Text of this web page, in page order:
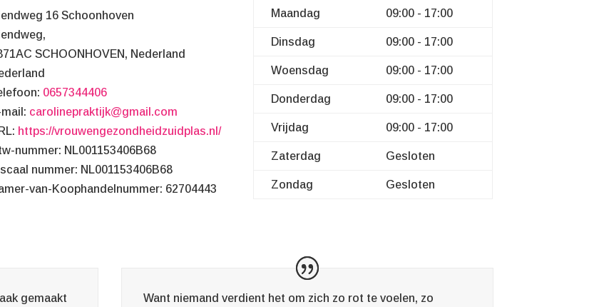
16 Schoonhoven
SCHOONHOVEN, Nederland
0657344406
mail: carolinepraktijk@gmail.com
https://vrouwengezondheidzuidplas.nl/
nummer: NL001153406B68
nummer: NL001153406B68
van-Koophandelnummer: 62704443
Maandag 09:00 - 17:00
Dinsdag 09:00 - 17:00
Woensdag 09:00 - 17:00
Donderdag 09:00 - 17:00
Vrijdag 09:00 - 17:00
Zaterdag Gesloten
Zondag Gesloten
gemaakt
Want niemand verdient het om zich zo rot te voelen, zo